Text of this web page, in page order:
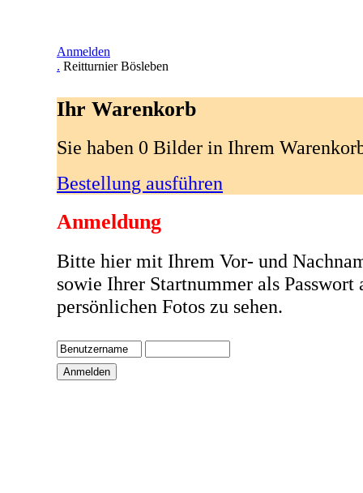
Anmelden
. Reitturnier Bösleben
Ihr Warenkorb
Sie haben 0 Bilder in Ihrem
Bestellung ausführen
Anmeldung
Bitte hier mit Ihrem Vor- und
sowie Ihrer Startnummer als Passwort
persönlichen Fotos zu sehen.